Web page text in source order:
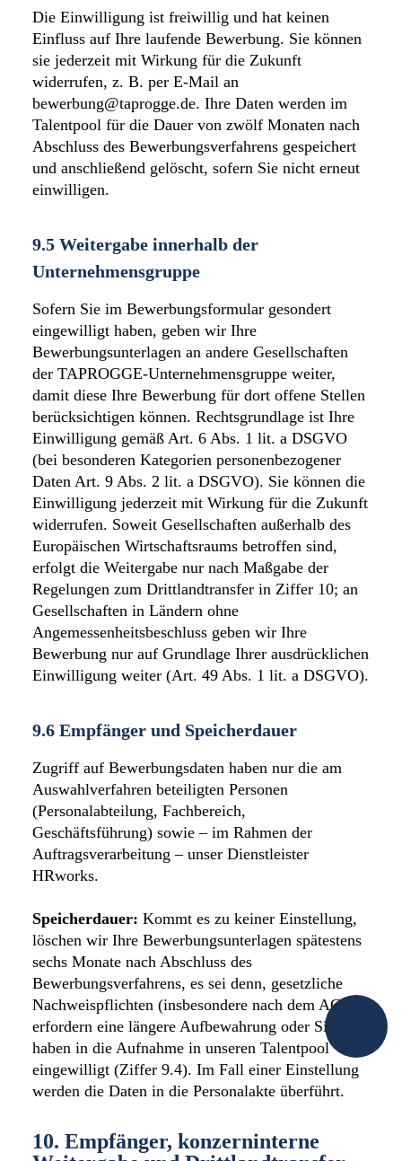
Die Einwilligung ist freiwillig und hat keinen
Einfluss auf Ihre laufende Bewerbung. Sie können
sie jederzeit mit Wirkung für die Zukunft
widerrufen, z. B. per E-Mail an
bewerbung@taprogge.de. Ihre Daten werden im
Talentpool für die Dauer von zwölf Monaten nach
Abschluss des Bewerbungsverfahrens gespeichert
und anschließend gelöscht, sofern Sie nicht erneut
einwilligen.
9.5 Weitergabe innerhalb der
Unternehmensgruppe
Sofern Sie im Bewerbungsformular gesondert
eingewilligt haben, geben wir Ihre
Bewerbungsunterlagen an andere Gesellschaften
der TAPROGGE-Unternehmensgruppe weiter,
damit diese Ihre Bewerbung für dort offene Stellen
berücksichtigen können. Rechtsgrundlage ist Ihre
Einwilligung gemäß Art. 6 Abs. 1 lit. a DSGVO
(bei besonderen Kategorien personenbezogener
Daten Art. 9 Abs. 2 lit. a DSGVO). Sie können die
Einwilligung jederzeit mit Wirkung für die Zukunft
widerrufen. Soweit Gesellschaften außerhalb des
Europäischen Wirtschaftsraums betroffen sind,
erfolgt die Weitergabe nur nach Maßgabe der
Regelungen zum Drittlandtransfer in Ziffer 10; an
Gesellschaften in Ländern ohne
Angemessenheitsbeschluss geben wir Ihre
Bewerbung nur auf Grundlage Ihrer ausdrücklichen
Einwilligung weiter (Art. 49 Abs. 1 lit. a DSGVO).
9.6 Empfänger und Speicherdauer
Zugriff auf Bewerbungsdaten haben nur die am
Auswahlverfahren beteiligten Personen
(Personalabteilung, Fachbereich,
Geschäftsführung) sowie – im Rahmen der
Auftragsverarbeitung – unser Dienstleister
HRworks.
Speicherdauer: Kommt es zu keiner Einstellung,
löschen wir Ihre Bewerbungsunterlagen spätestens
sechs Monate nach Abschluss des
Bewerbungsverfahrens, es sei denn, gesetzliche
Nachweispflichten (insbesondere nach dem AGG)
erfordern eine längere Aufbewahrung oder Sie
haben in die Aufnahme in unseren Talentpool
eingewilligt (Ziffer 9.4). Im Fall einer Einstellung
werden die Daten in die Personalakte überführt.
10. Empfänger, konzerninterne